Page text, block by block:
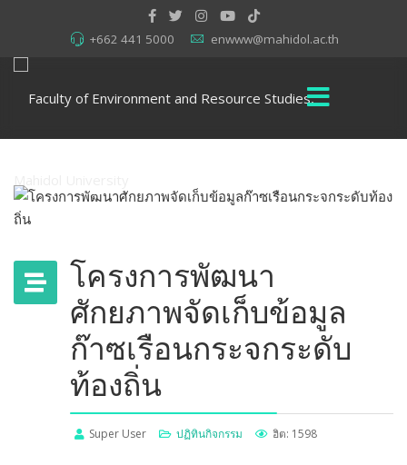
+662 441 5000 enwww@mahidol.ac.th
โครงการพัฒนา
ศักยภาพจัดเก็บข้อมูล
ก๊าซเรือนกระจกระดับ
ท้องถิ่น
Super User ปฏิทินกิจกรรม ฮิต: 1598